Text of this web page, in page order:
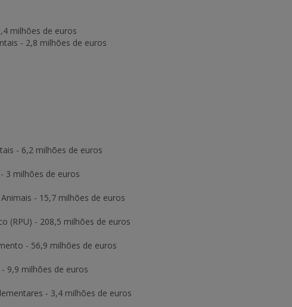
milhões de euros
- 2,8 milhões de euros
- 6,2 milhões de euros
- 3 milhões de euros
- 15,7 milhões de euros
(RPU) - 208,5 milhões de euros
- 56,9 milhões de euros
9,9 milhões de euros
- 3,4 milhões de euros